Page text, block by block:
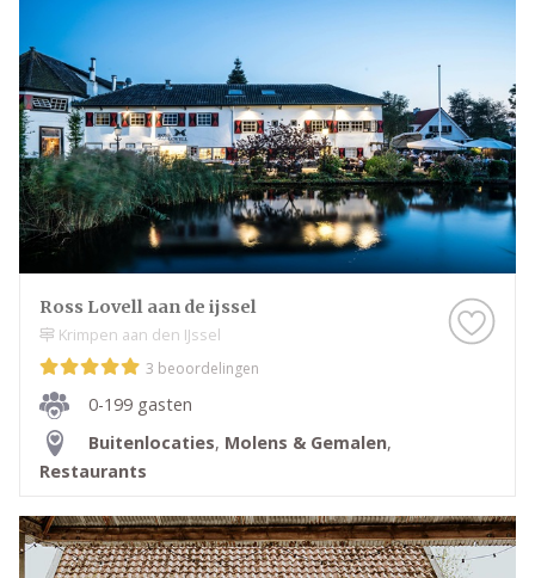
bereikbaarheid, want beide bepalen hoe de dag
verloopt. Veel plekken combineren binnen en buiten,
zodat je bij elk seizoen goed zit en niemand in de
kou staat.
Op deze pagina vergelijk je eenvoudig alle
trouwlocaties in Krimpen aan den IJssel. Bekijk de
verschillende plekken, ontdek welke sfeer het beste
bij jullie bruiloft past en plan een bezichtiging bij de
Ross Lovell aan de ijssel
Krimpen aan den IJssel
3 beoordelingen
0-199 gasten
Buitenlocaties, Molens & Gemalen,
Restaurants